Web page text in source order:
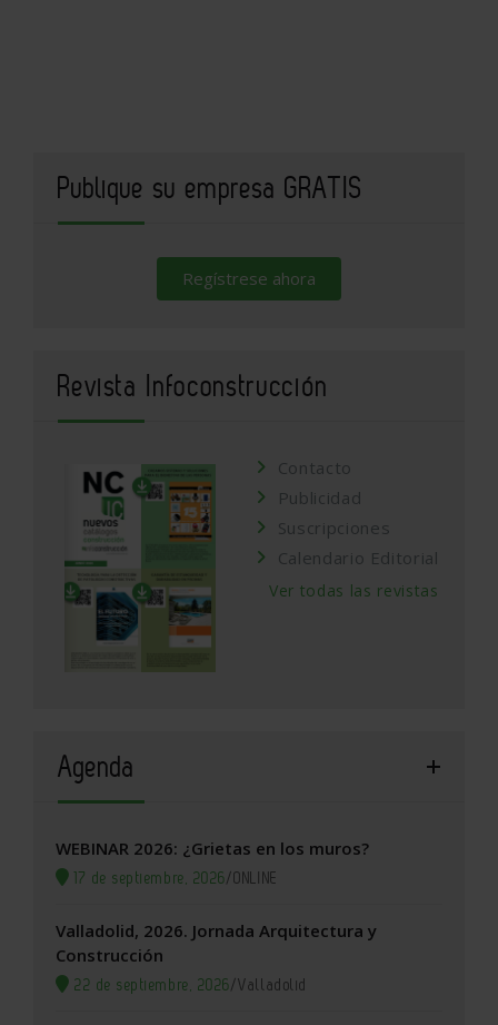
Publique su empresa GRATIS
Regístrese ahora
Revista Infoconstrucción
Contacto
Publicidad
Suscripciones
Calendario Editorial
Ver todas las revistas
Agenda
WEBINAR 2026: ¿Grietas en los muros?
17 de septiembre, 2026/ONLINE
Valladolid, 2026. Jornada Arquitectura y
Construcción
22 de septiembre, 2026/Valladolid